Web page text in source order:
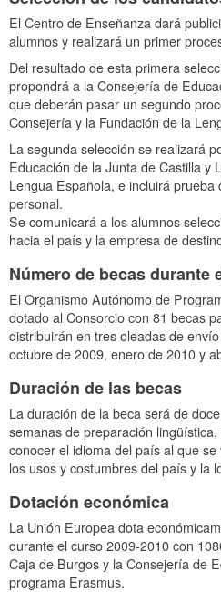
El Centro de Enseñanza dará
alumnos y realizará un primer
Del resultado de esta primera
propondrá a la Consejería de
que deberán pasar un segundo
Consejería y la Fundación de la
La segunda selección se realizará
Educación de la Junta de Castilla y
Lengua Española, e incluirá
personal.
Se comunicará a los alumnos
hacia el país y la empresa de
Número de becas durante
El Organismo Autónomo de
dotado al Consorcio con 81 becas
distribuirán en tres oleadas de
octubre de 2009, enero de 2010 y
Duración de las becas
La duración de la beca será de
semanas de preparación
conocer el idioma del país al que
los usos y costumbres del país y la
Dotación económica
La Unión Europea dota
durante el curso 2009-2010 con
Caja de Burgos y la Consejería de
programa Erasmus.